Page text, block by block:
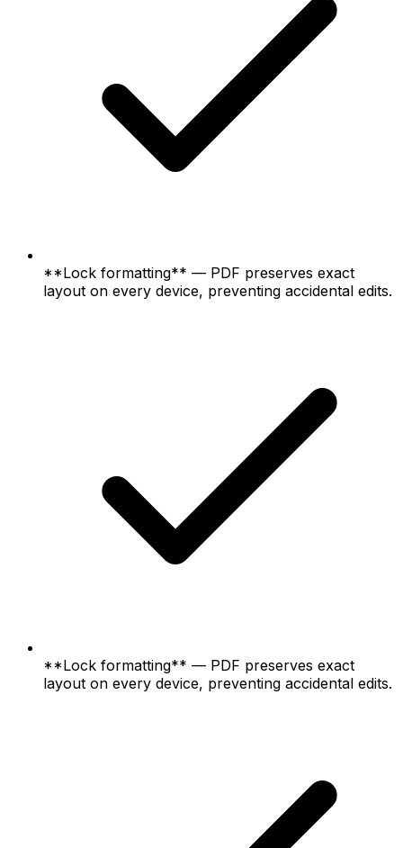
**Lock formatting** — PDF preserves exact
layout on every device, preventing accidental edits.
**Lock formatting** — PDF preserves exact
layout on every device, preventing accidental edits.